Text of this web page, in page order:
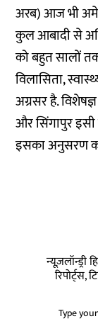
अरब) आज भी
कुल आबादी से
को बहुत सालों
विलासिता,
अग्रसर है.
और सिंगापुर इसी
इसका अनुसरण
न्यूज़लॉन्ड्री
रिपोर्ट्स,